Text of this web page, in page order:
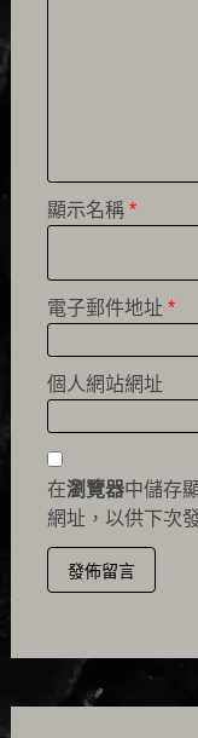
顯示名稱 *
電子郵件地址 *
個人網站網址
在瀏覽器中儲存
網址，以供下次